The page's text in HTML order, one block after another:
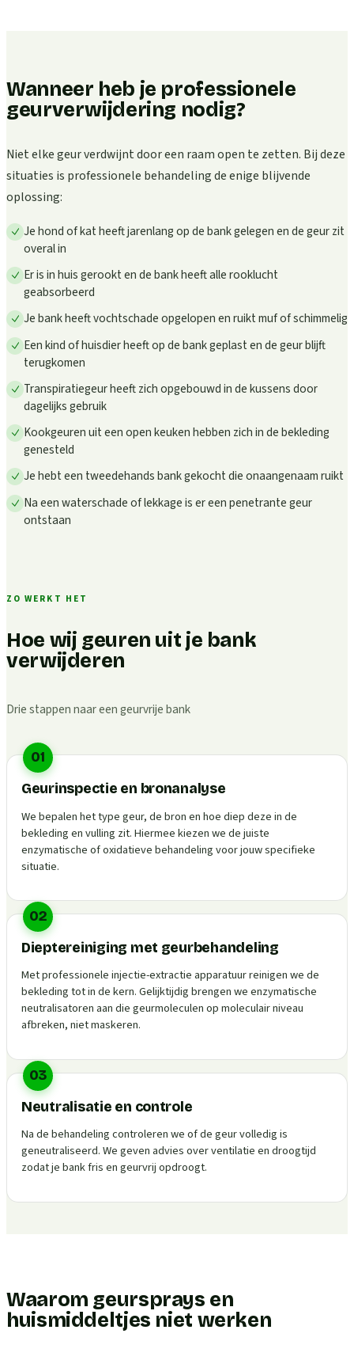
Wanneer heb je professionele
geurverwijdering nodig?
Niet elke geur verdwijnt door een raam open te zetten. Bij deze
situaties is professionele behandeling de enige blijvende
oplossing:
Je hond of kat heeft jarenlang op de bank gelegen en de geur zit
overal in
Er is in huis gerookt en de bank heeft alle rooklucht
geabsorbeerd
Je bank heeft vochtschade opgelopen en ruikt muf of schimmelig
Een kind of huisdier heeft op de bank geplast en de geur blijft
terugkomen
Transpiratiegeur heeft zich opgebouwd in de kussens door
dagelijks gebruik
Kookgeuren uit een open keuken hebben zich in de bekleding
genesteld
Je hebt een tweedehands bank gekocht die onaangenaam ruikt
Na een waterschade of lekkage is er een penetrante geur
ontstaan
ZO WERKT HET
Hoe wij geuren uit je bank
verwijderen
Drie stappen naar een geurvrije bank
01
Geurinspectie en bronanalyse
We bepalen het type geur, de bron en hoe diep deze in de
bekleding en vulling zit. Hiermee kiezen we de juiste
enzymatische of oxidatieve behandeling voor jouw specifieke
situatie.
02
Dieptereiniging met geurbehandeling
Met professionele injectie-extractie apparatuur reinigen we de
bekleding tot in de kern. Gelijktijdig brengen we enzymatische
neutralisatoren aan die geurmoleculen op moleculair niveau
afbreken, niet maskeren.
03
Neutralisatie en controle
Na de behandeling controleren we of de geur volledig is
geneutraliseerd. We geven advies over ventilatie en droogtijd
zodat je bank fris en geurvrij opdroogt.
Waarom geursprays en
huismiddeltjes niet werken